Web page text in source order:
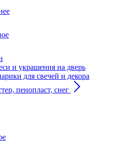
и украшения на дверь
для свечей и декора
пенопласт, снег